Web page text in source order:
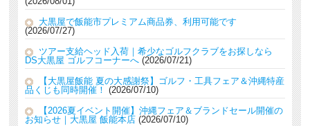
大黒屋で飯能市プレミアム商品券、利用可能です
2026/07/27
ツアー支給ヘッド入荷｜希少なゴルフクラブをお探しなら
DS大黒屋 ゴルフコーナーへ 2026/07/21
【大黒屋飯能 夏の大感謝祭】ゴルフ・工具フェア＆沖縄特産
品くじも同時開催！
2026/07/10
【2026夏イベント開催】沖縄フェア＆ブランドセール開催の
お知らせ｜大黒屋 飯能本店 2026/07/10